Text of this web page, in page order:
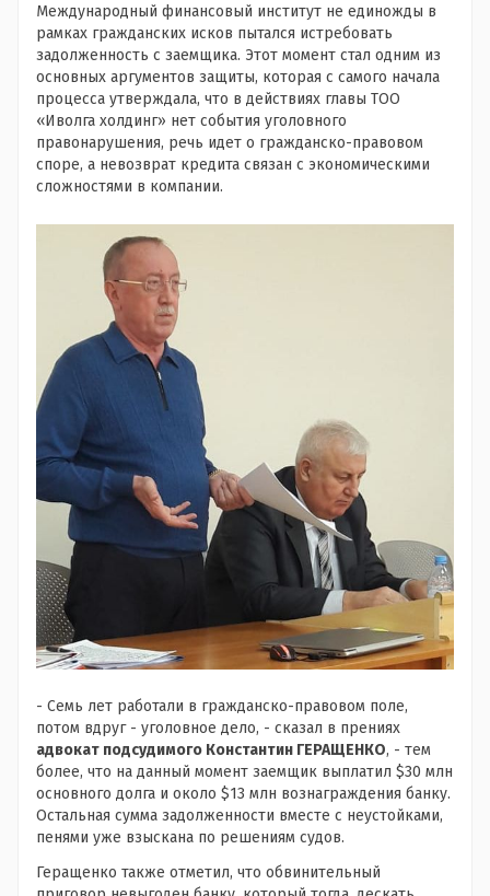
Международный финансовый институт не единожды в
рамках гражданских исков пытался истребовать
задолженность с заемщика. Этот момент стал одним из
основных аргументов защиты, которая с самого начала
процесса утверждала, что в действиях главы ТОО
«Иволга холдинг» нет события уголовного
правонарушения, речь идет о гражданско-правовом
споре, а невозврат кредита связан с экономическими
сложностями в компании.
- Семь лет работали в гражданско-правовом поле,
потом вдруг - уголовное дело, - сказал в прениях
адвокат подсудимого Константин ГЕРАЩЕНКО, - тем
более, что на данный момент заемщик выплатил $30 млн
основного долга и около $13 млн вознаграждения банку.
Остальная сумма задолженности вместе с неустойками,
пенями уже взыскана по решениям судов.
Геращенко также отметил, что обвинительный